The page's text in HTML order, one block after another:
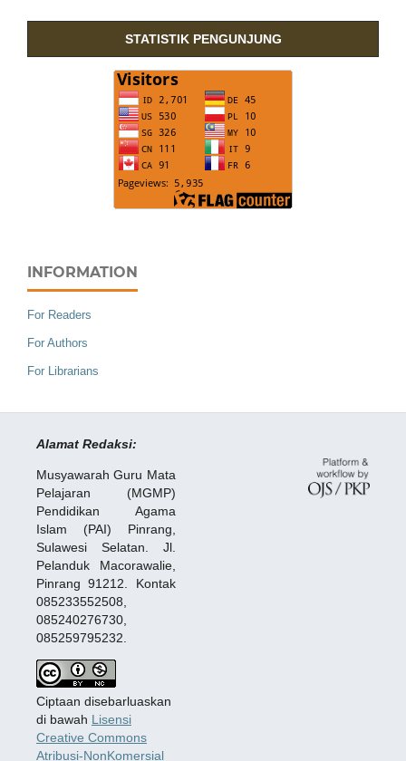
STATISTIK PENGUNJUNG
INFORMATION
For Readers
For Authors
For Librarians
Alamat Redaksi:
Musyawarah Guru Mata
Pelajaran (MGMP)
Pendidikan Agama
Islam (PAI) Pinrang,
Sulawesi Selatan. Jl.
Pelanduk Macorawalie,
Pinrang 91212. Kontak
085233552508,
085240276730,
085259795232.
Ciptaan disebarluaskan
di bawah Lisensi
Creative Commons
Atribusi-NonKomersial